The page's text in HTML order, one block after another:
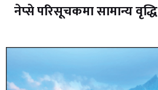
नेप्से परिसूचकमा सामान्य वृद्धि